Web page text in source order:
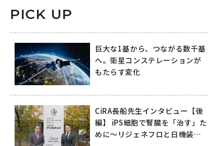
PICK UP
巨大な1基から、つながる数千基
へ。衛星コンステレーションが
もたらす変化
CiRA長船先生インタビュー【後
編】 iPS細胞で腎臓を「治す」た
めに～リジェネフロと日機装が